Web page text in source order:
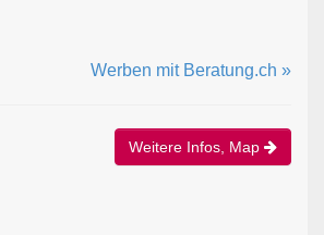
Werben mit Beratung.ch »
Weitere Infos, Map